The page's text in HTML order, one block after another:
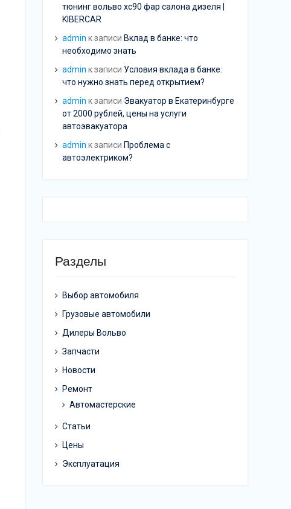
тюнинг вольво хс90 фар салона дизеля |
KIBERCAR
admin к записи Вклад в банке: что
необходимо знать
admin к записи Условия вклада в банке:
что нужно знать перед открытием?
admin к записи Эвакуатор в Екатеринбурге
от 2000 рублей, цены на услуги
автоэвакуатора
admin к записи Проблема с
автоэлектриком?
Разделы
Выбор автомобиля
Грузовые автомобили
Дилеры Вольво
Запчасти
Новости
Ремонт
Автомастерские
Статьи
Цены
Эксплуатация